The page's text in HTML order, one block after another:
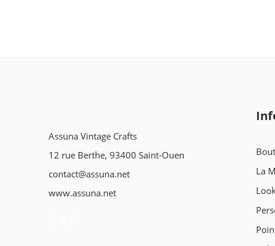
Assuna Vintage Crafts
12 rue Berthe, 93400 Saint-Ouen
contact@assuna.net
www.assuna.net
La